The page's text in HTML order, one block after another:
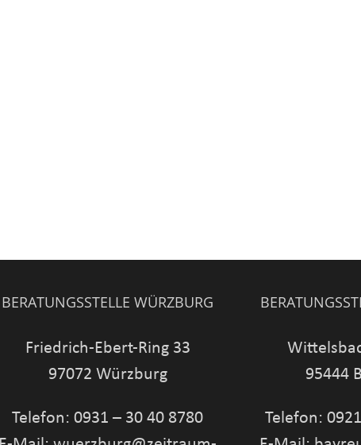
BERATUNGSSTELLE WÜRZBURG
Friedrich-Ebert-Ring 33
97072 Würzburg
Telefon: 0931 – 30 40 8780
95444
Telefon: